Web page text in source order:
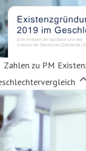
Zahlen zu PM